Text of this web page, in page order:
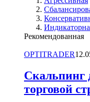
Рекомендованная
OPTITRADER
Скальпинг
торговой